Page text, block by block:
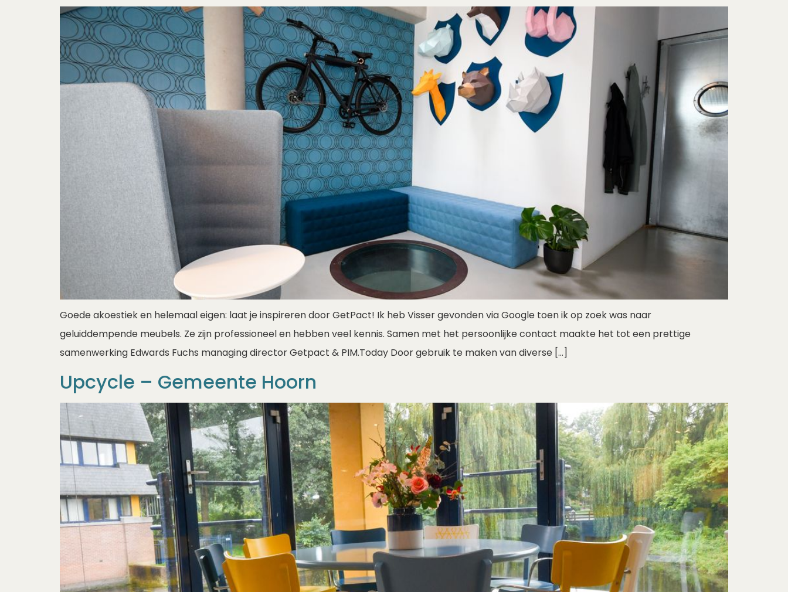
Goede akoestiek en helemaal eigen: laat je inspireren door GetPact! Ik heb Visser gevonden via Google toen ik op zoek was naar
geluiddempende meubels. Ze zijn professioneel en hebben veel kennis. Samen met het persoonlijke contact maakte het tot een prettige
samenwerking Edwards Fuchs managing director Getpact & PIM.Today Door gebruik te maken van diverse […]
Upcycle – Gemeente Hoorn